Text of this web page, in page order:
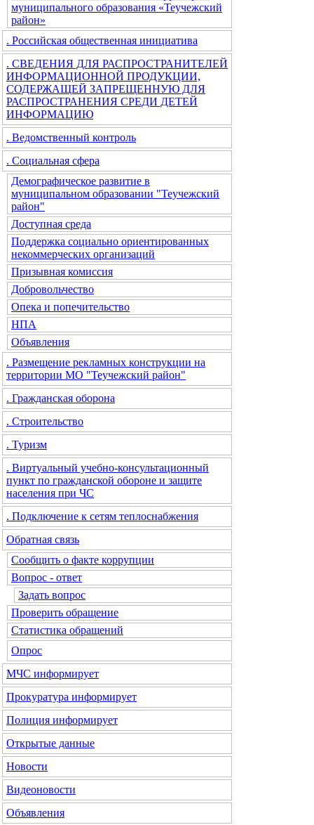
муниципального образования «Теучежский
район»
. Российская общественная инициатива
. СВЕДЕНИЯ ДЛЯ РАСПРОСТРАНИТЕЛЕЙ
ИНФОРМАЦИОННОЙ ПРОДУКЦИИ,
СОДЕРЖАЩЕЙ ЗАПРЕЩЕННУЮ ДЛЯ
РАСПРОСТРАНЕНИЯ СРЕДИ ДЕТЕЙ
ИНФОРМАЦИЮ
. Ведомственный контроль
. Социальная сфера
Демографическое развитие в
муниципальном образовании "Теучежский
район"
Доступная среда
Поддержка социально ориентированных
некоммерческих организаций
Призывная комиссия
Добровольчество
Опека и попечительство
НПА
Объявления
. Размещение рекламных конструкции на
территории МО "Теучежский район"
. Гражданская оборона
. Строительство
. Туризм
. Виртуальный учебно-консультационный
пункт по гражданской обороне и защите
населения при ЧС
. Подключение к сетям теплоснабжения
Обратная связь
Сообщить о факте коррупции
Вопрос - ответ
Задать вопрос
Проверить обращение
Статистика обращений
Опрос
МЧС информирует
Прокуратура информирует
Полиция информирует
Открытые данные
Новости
Видеоновости
Объявления